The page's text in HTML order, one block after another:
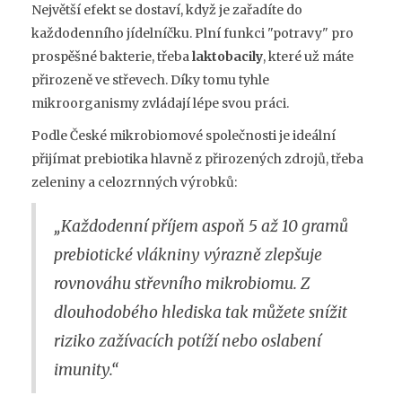
Největší efekt se dostaví, když je zařadíte do
každodenního jídelníčku. Plní funkci "potravy" pro
prospěšné bakterie, třebalaktobacily, které už máte
přirozeně ve střevech. Díky tomu tyhle
mikroorganismy zvládají lépe svou práci.
Podle České mikrobiomové společnosti je ideální
přijímat prebiotika hlavně z přirozených zdrojů, třeba
zeleniny a celozrnných výrobků:
„Každodenní příjem aspoň 5 až 10 gramů
prebiotické vlákniny výrazně zlepšuje
rovnováhu střevního mikrobiomu. Z
dlouhodobého hlediska tak můžete snížit
riziko zažívacích potíží nebo oslabení
imunity.“